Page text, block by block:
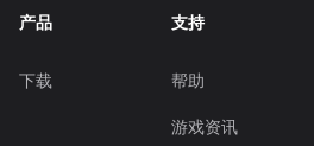
产品
下载
支持
帮助
游戏资讯